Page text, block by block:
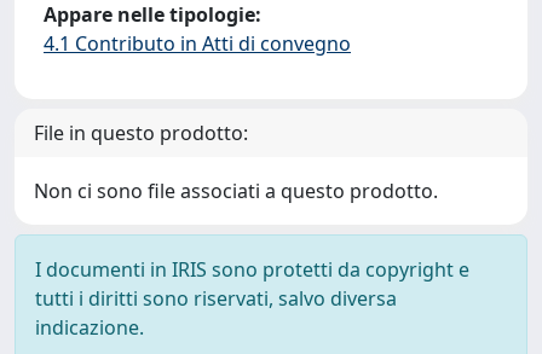
Appare nelle tipologie:
4.1 Contributo in Atti di convegno
File in questo prodotto:
Non ci sono file associati a questo prodotto.
I documenti in IRIS sono protetti da copyright e
tutti i diritti sono riservati, salvo diversa
indicazione.